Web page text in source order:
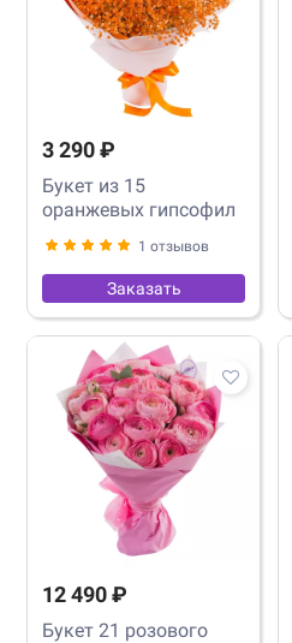
3 290 ₽
Букет из 15
оранжевых гипсофил
1 отзывов
Заказать
12 490 ₽
Букет 21 розового